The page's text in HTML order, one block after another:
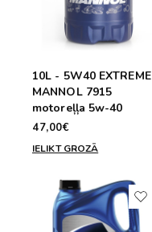
10L - 5W40 EXTREME
MANNOL 7915
motoreļļa 5w-40
47,00€
IELIKT GROZĀ